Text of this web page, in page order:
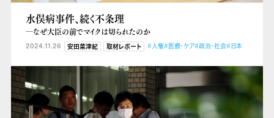
水俣病事件、続く不条理
―なぜ大臣の前でマイクは切られたのか
2024.11.26 安田菜津紀 取材レポート #人権#医療・ケア#政治・社会#日本